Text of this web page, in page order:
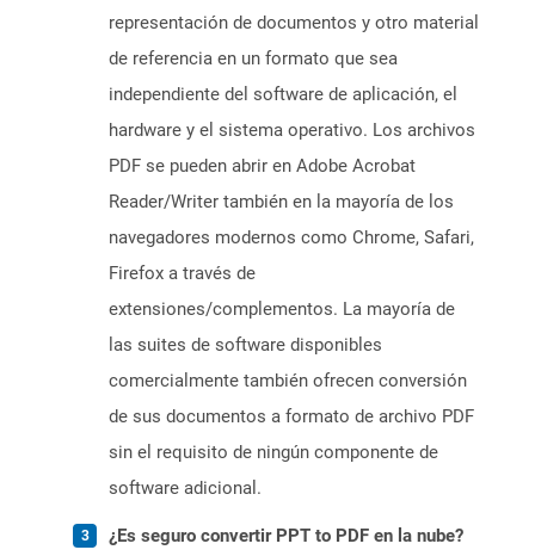
representación de documentos y otro material
de referencia en un formato que sea
independiente del software de aplicación, el
hardware y el sistema operativo. Los archivos
PDF se pueden abrir en Adobe Acrobat
Reader/Writer también en la mayoría de los
navegadores modernos como Chrome, Safari,
Firefox a través de
extensiones/complementos. La mayoría de
las suites de software disponibles
comercialmente también ofrecen conversión
de sus documentos a formato de archivo PDF
sin el requisito de ningún componente de
software adicional.
¿Es seguro convertir PPT to PDF en la nube?